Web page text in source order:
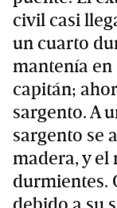
civil casi
un cuarto
mantenía en
capitán;
sargento. A
sargento se
madera, y el
durmientes.